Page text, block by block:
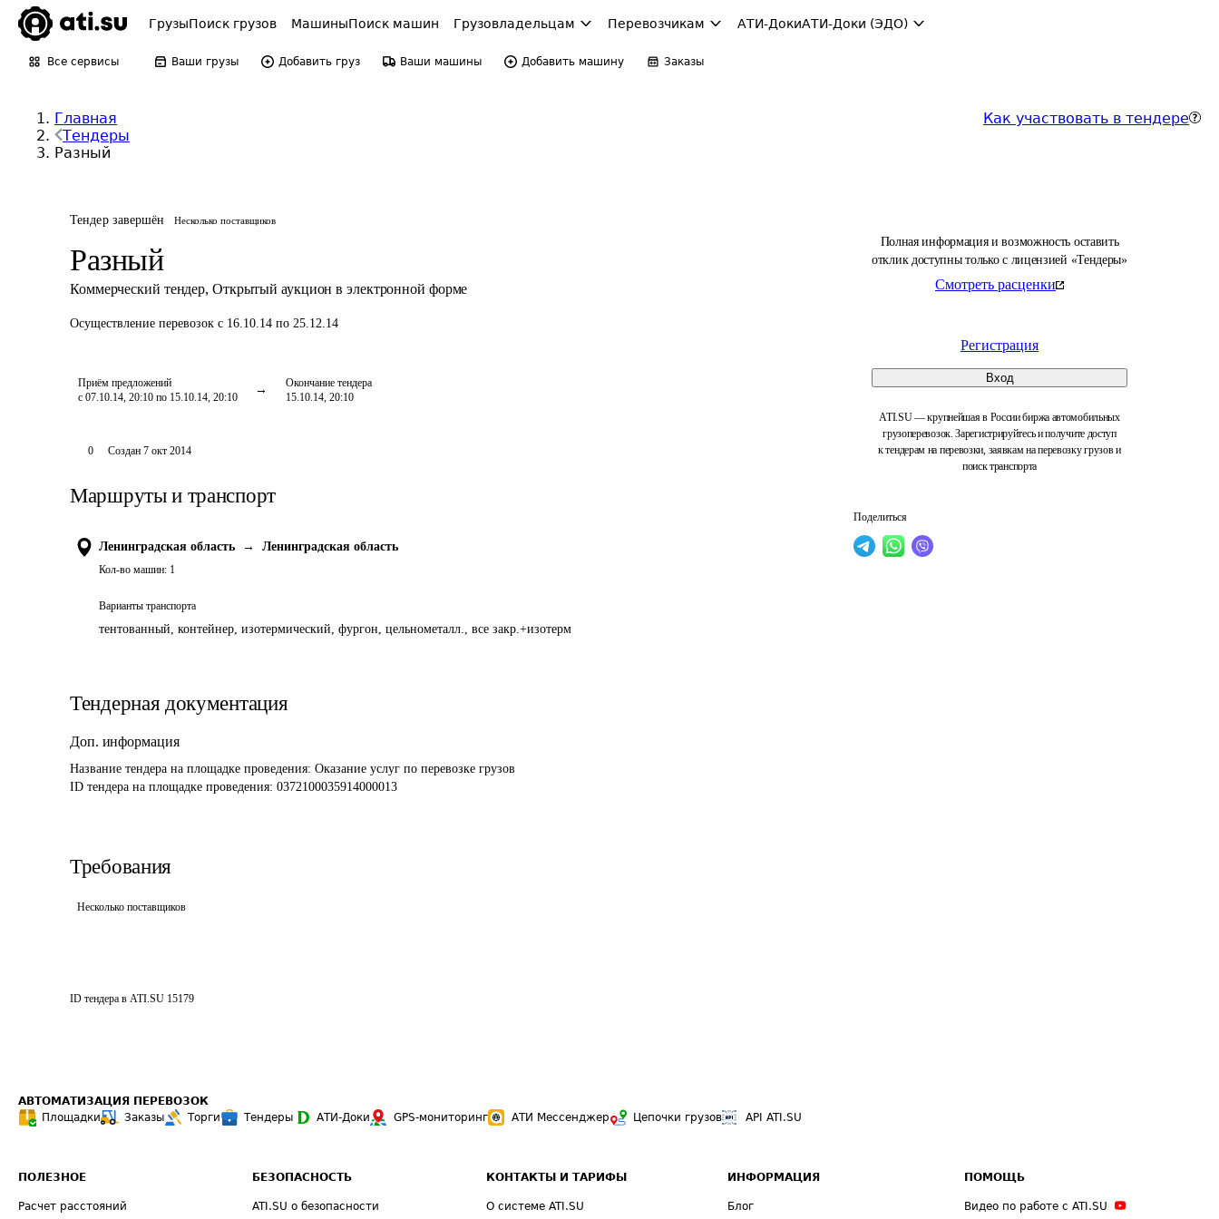
ГрузыПоиск грузов МашиныПоиск машин Грузовладельцам Перевозчикам АТИ-ДокиАТИ-Доки (ЭДО)
Все сервисы Ваши грузы Добавить груз Ваши машины Добавить машину Заказы
Главная
Тендеры
Разный
Как участвовать в тендере
Тендер завершён Несколько поставщиков
Разный
Коммерческий тендер, Открытый аукцион в электронной форме
Осуществление перевозок с 16.10.14 по 25.12.14
Приём предложений
с 07.10.14, 20:10 по 15.10.14, 20:10
Окончание тендера
15.10.14, 20:10
Полная информация и возможность оставить
отклик доступны только с лицензией «Тендеры»
Смотреть расценки
Регистрация
Вход
ATI.SU — крупнейшая в России биржа автомобильных
грузоперевозок. Зарегистрируйтесь и получите доступ
к тендерам на перевозки, заявкам на перевозку грузов и
поиск транспорта
Поделиться
0 Создан 7 окт 2014
Маршруты и транспорт
Ленинградская область → Ленинградская область
Кол-во машин: 1
Варианты транспорта
тентованный, контейнер, изотермический, фургон, цельнометалл., все закр.+изотерм
Тендерная документация
Доп. информация
Название тендера на площадке проведения: Оказание услуг по перевозке грузов
ID тендера на площадке проведения: 0372100035914000013
Требования
Несколько поставщиков
ID тендера в ATI.SU 15179
АВТОМАТИЗАЦИЯ ПЕРЕВОЗОК
Площадки
Заказы Торги Тендеры АТИ-Доки GPS-мониторинг АТИ Мессенджер Цепочки грузов API ATI.SU
ПОЛЕЗНОЕ
Расчет расстояний
БЕЗОПАСНОСТЬ
ATI.SU о безопасности
КОНТАКТЫ И ТАРИФЫ
О системе ATI.SU
ИНФОРМАЦИЯ
Блог
ПОМОЩЬ
Видео по работе с ATI.SU